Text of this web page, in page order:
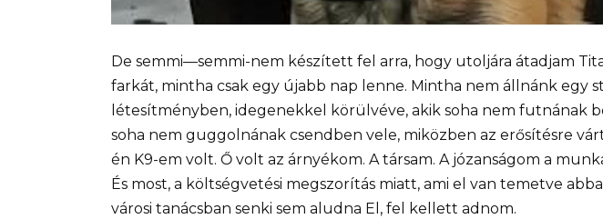
De semmi—semmi-nem készített fel arra, hogy utoljára átadjam
farkát, mintha csak egy újabb nap lenne. Mintha nem állnánk egy
létesítményben, idegenekkel körülvéve, akik soha nem futnának
soha nem guggolnának csendben vele, miközben az erősítésre
én K9-em volt. Ő volt az árnyékom. A társam. A józanságom a
És most, a költségvetési megszorítás miatt, ami el van temetve
városi tanácsban senki sem aludna El, fel kellett adnom.